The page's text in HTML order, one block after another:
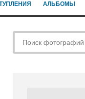
АЛЬБОМЫ